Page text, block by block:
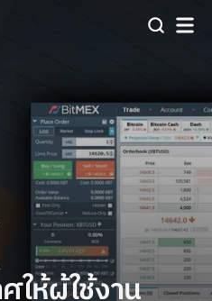
ให้ผู้ใช้งาน